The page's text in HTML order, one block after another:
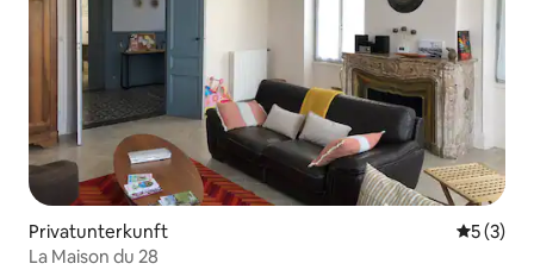
Privatunterkunft
5 (3)
La Maison du 28